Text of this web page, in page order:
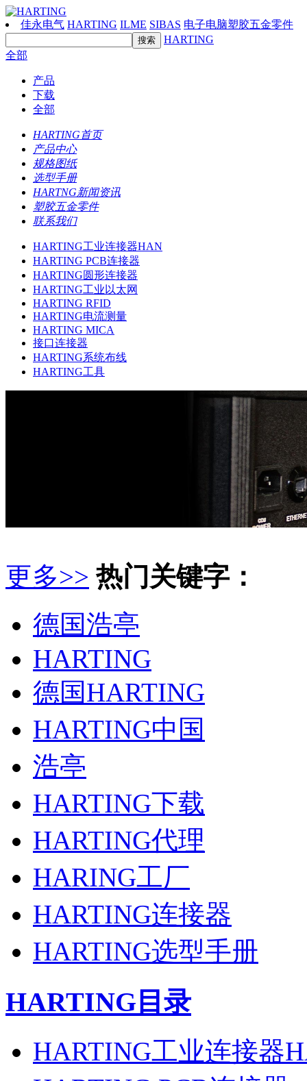
佳永电气 HARTING ILME SIBAS 电子电脑塑胶五金零件
HARTING
全部
产品
下载
全部
HARTING首页
产品中心
规格图纸
选型手册
HARTNG新闻资讯
塑胶五金零件
联系我们
HARTING工业连接器HAN
HARTING PCB连接器
HARTING圆形连接器
HARTING工业以太网
HARTING RFID
HARTING电流测量
HARTING MICA
接口连接器
HARTING系统布线
HARTING工具
更多>> 热门关键字：
德国浩亭
HARTING
德国HARTING
HARTING中国
浩亭
HARTING下载
HARTING代理
HARING工厂
HARTING连接器
HARTING选型手册
HARTING目录
HARTING工业连接器